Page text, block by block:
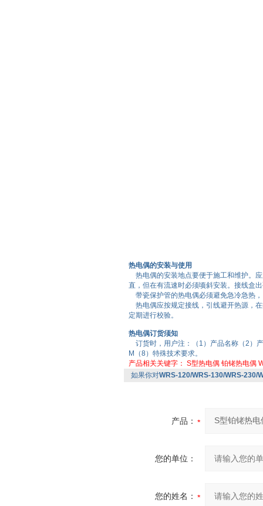
热电偶的安装与使用
热电偶的安装地点要便于施工和维护。
直，但在有流速时必须顷斜安装。接线盒
带瓷保护管的热电偶必须避免急冷急热
热电偶应按规定接线，引线避开热源，
定期进行校验。
热电偶订货须知
订货时，用户注：（1）产品名称（2）
M（8）特殊技术要求。
产品相关关键字： S型热电偶 铂铑热电偶
如果你对WRS-120/WRS-130/WRS-230/
产品：
您的单位：
您的姓名：